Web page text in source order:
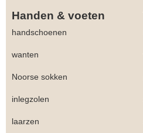
Handen & voeten
handschoenen
wanten
Noorse sokken
inlegzolen
laarzen